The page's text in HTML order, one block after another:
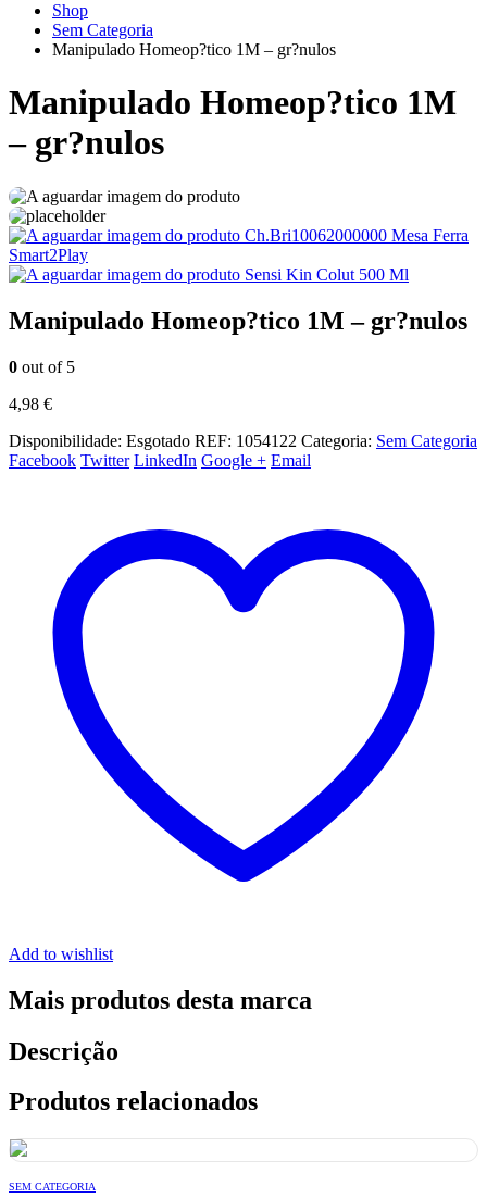
Shop
Sem Categoria
Manipulado Homeop?tico 1M – gr?nulos
Manipulado Homeop?tico 1M
– gr?nulos
Ch.Bri10062000000 Mesa Ferra
Smart2Play
Sensi Kin Colut 500 Ml
Manipulado Homeop?tico 1M – gr?nulos
0 out of 5
4,98 €
Disponibilidade: Esgotado REF: 1054122 Categoria: Sem Categoria
Facebook Twitter LinkedIn Google + Email
Add to wishlist
Mais produtos desta marca
Descrição
Produtos relacionados
SEM CATEGORIA